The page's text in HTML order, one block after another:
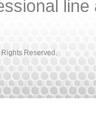
Reserved.